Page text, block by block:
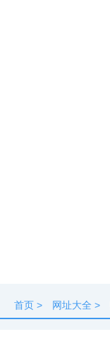
首页 > 网址大全 >